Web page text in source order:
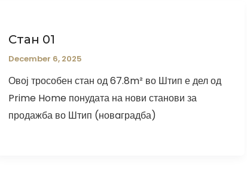
Стан 01
December 6, 2025
Овој трособен стан од 67.8m² во Штип е дел од
Prime Home понудата на нови станови за
продажба во Штип (новaградба)